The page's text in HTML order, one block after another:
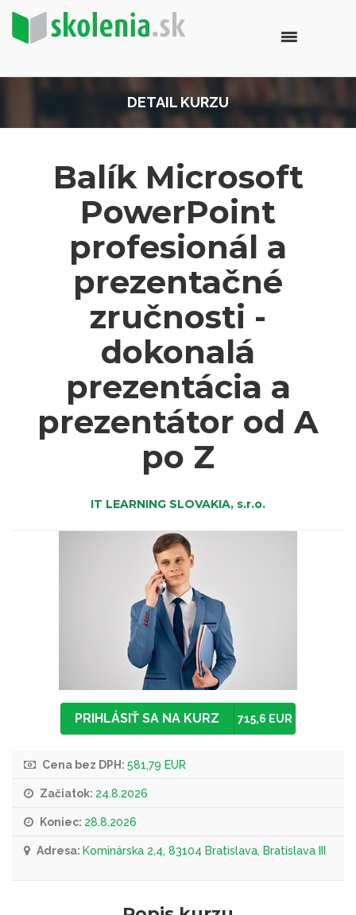
DETAIL KURZU
Balík Microsoft
PowerPoint
profesionál a
prezentačné
zručnosti -
dokonalá
prezentácia a
prezentátor od A
po Z
IT LEARNING SLOVAKIA, s.r.o.
PRIHLÁSIŤ SA NA KURZ 715,6 EUR
Cena bez DPH: 581,79 EUR
Začiatok: 24.8.2026
Koniec: 28.8.2026
Adresa: Kominárska 2,4, 83104 Bratislava, Bratislava III